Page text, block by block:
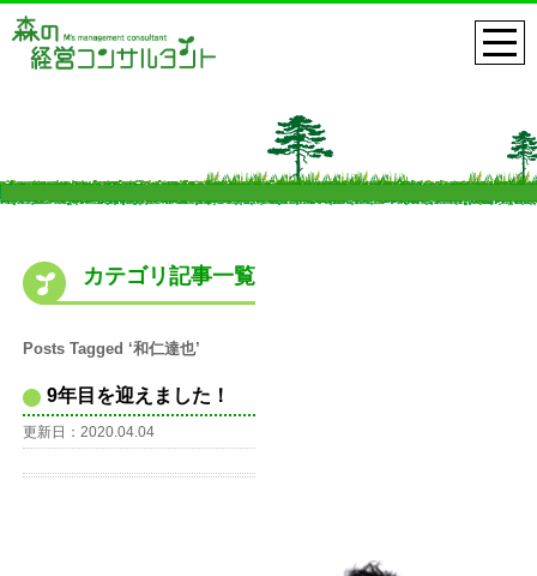
カテゴリ記事一覧
Posts Tagged ‘和仁達也’
9年目を迎えました！
更新日：2020.04.04